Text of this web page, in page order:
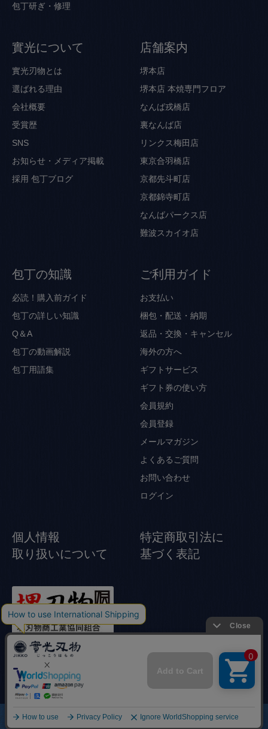
包丁研ぎ・修理
實光について
實光刃物とは
選ばれる理由
会社概要
受賞歴
SNS
お知らせ・メディア掲載
採用 包丁ブログ
店舗案内
堺本店
堺本店 本焼専門フロア
なんば戎橋店
裏なんば店
リンクス梅田店
東京合羽橋店
京都先斗町店
京都錦寺町店
なんばパークス店
難波スカイオ店
包丁の知識
必読！購入前ガイド
包丁の詳しい知識
Q＆A
包丁の動画解説
包丁用語集
ご利用ガイド
お支払い
梱包・配送・納期
返品・交換・キャンセル
海外の方へ
ギフトサービス
ギフト券の使い方
会員規約
会員登録
メールマガジン
よくあるご質問
お問い合わせ
ログイン
個人情報
取り扱いについて
特定商取引法に
基づく表記
© Jikko Japanese knife All rights reserved.